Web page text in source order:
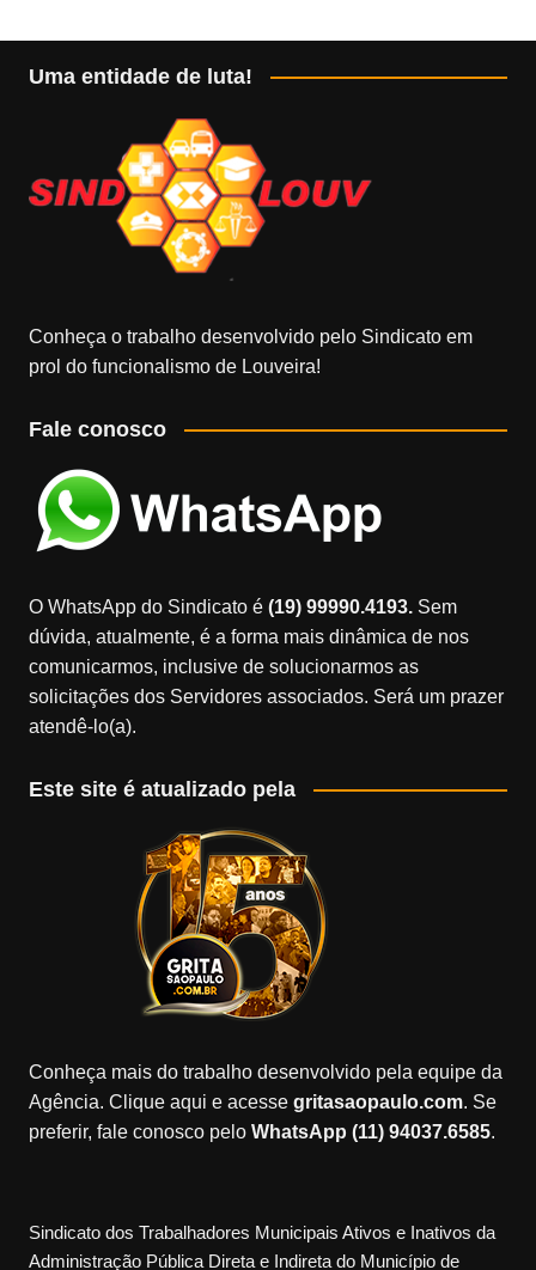
Uma entidade de luta!
Conheça o trabalho desenvolvido pelo Sindicato em
prol do funcionalismo de Louveira!
Fale conosco
O WhatsApp do Sindicato é(19) 99990.4193.Sem
dúvida, atualmente, é a forma mais dinâmica de nos
comunicarmos, inclusive de solucionarmos as
solicitações dos Servidores associados. Será um prazer
atendê-lo(a).
Este site é atualizado pela
Conheça mais do trabalho desenvolvido pela equipe da
Agência. Clique aqui e acesse gritasaopaulo.com. Se
preferir, fale conosco peloWhatsApp (11) 94037.6585.
Sindicato dos Trabalhadores Municipais Ativos e Inativos da
Administração Pública Direta e Indireta do Município de